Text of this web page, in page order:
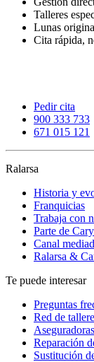
Talleres
Lunas
Cita rápida,
Pedir cita
900 333 733
671 015 121
Ralarsa
Historia y
Franquicias
Trabaja con
Parte de
Canal
Ralarsa &
Te puede interesar
Preguntas
Red de
Reparación
Sustitución